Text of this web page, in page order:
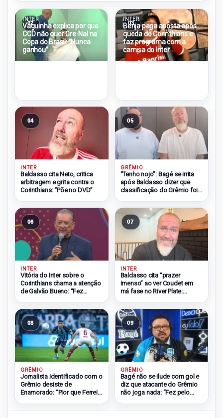
02
INTER
Vaguinha explica por que
CCD não quer Gre-Nal na
Copa do Brasil: “Nunca
ganhou”
03
INTER
Benja paga aposta após
queda do Corinthians e
faz programa com a
camisa do Inter
04
INTER
Baldasso cita Neto, critica
arbitragem e grita contra o
Corinthians: “Põe no DVD”
05
GRÊMIO
“Tenho nojo”: Bagé se irrita
após Baldasso dizer que
classificação do Grêmio foi
06
INTER
Vitória do Inter sobre o
Corinthians chama a atenção
de Galvão Bueno: “Fez
07
INTER
Baldasso cita “prazer
imenso” ao ver Coudet em
má fase no River Plate:
08
GRÊMIO
Jornalista identificado com o
Grêmio desiste de
Enamorado: “Pior que Ferreira
09
GRÊMIO
Bagé não se ilude com gol e
diz que atacante do Grêmio
não joga nada: “Fez pelo